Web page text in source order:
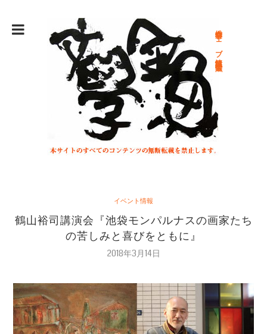
総合文学ウェブ情報誌 文学金魚
イベント情報
鶴山裕司講演会『池袋モンパルナスの画家たち
の苦しみと喜びをともに』
2018年3月14日